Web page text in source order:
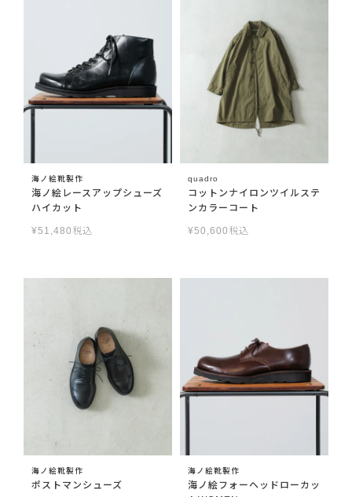
海ノ絵靴製作
海ノ絵レースアップシューズ
ハイカット
¥51,480 税込
quadro
コットンナイロンツイルステ
ンカラーコート
¥50,600 税込
海ノ絵靴製作
ポストマンシューズ
海ノ絵靴製作
海ノ絵フォーヘッドローカッ